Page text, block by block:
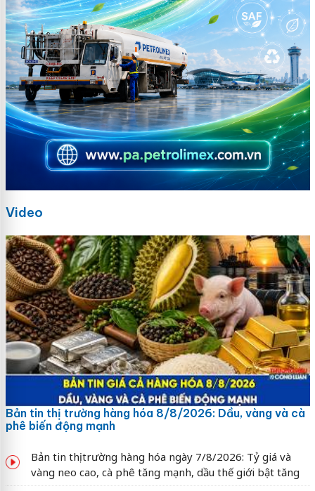
Video
Bản tin thị trường hàng hóa 8/8/2026: Dầu, vàng và cà
phê biến động mạnh
Bản tin thị trường hàng hóa ngày 7/8/2026: Tỷ giá và
vàng neo cao, cà phê tăng mạnh, dầu thế giới bật tăng